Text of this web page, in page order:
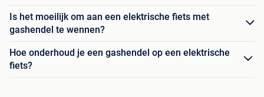
Is het moeilijk om aan een elektrische fiets met
gashendel te wennen?
Hoe onderhoud je een gashendel op een elektrische
fiets?